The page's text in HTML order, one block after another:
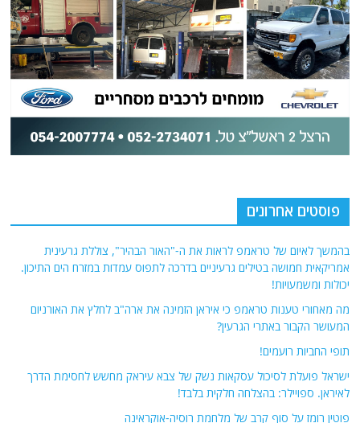
פוסטים אחרונים
בהמשך לאיום של טראמפ לראות את ה-"האור הבהיר", צוללת גרעינית
אמריקאית חמושה בטילים גרעיניים בדרכה לתפוס עמדות במזרח הים התיכון.
יכולות ומשמעויות!
מה מאחורי טענות טראמפ כי איראן הזמינה את ארה"ב לחלץ את האורניום
המעושר הקבור באתרי הגרעין?
תופי החביות רועמים!
ישראל פועלת לסיכול עסקאות נשק של צבא עיראק מחשש לחסימת הדרך
לאיראן. ספויילר: בהצלחה חלקית בלבד!
פוטין רומז על סוף קרב של מלחמת רוסיה-אוקראינה